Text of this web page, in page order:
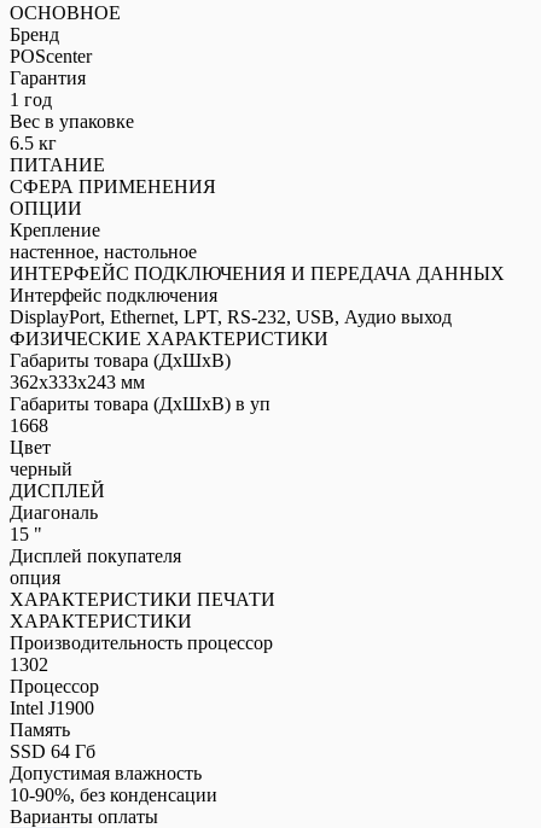
ОСНОВНОЕ
Бренд
POScenter
Гарантия
1 год
Вес в упаковке
6.5 кг
ПИТАНИЕ
СФЕРА ПРИМЕНЕНИЯ
ОПЦИИ
Крепление
настенное, настольное
ИНТЕРФЕЙС ПОДКЛЮЧЕНИЯ И ПЕРЕДАЧА ДАННЫХ
Интерфейс подключения
DisplayPort, Ethernet, LPT, RS-232, USB, Аудио выход
ФИЗИЧЕСКИЕ ХАРАКТЕРИСТИКИ
Габариты товара (ДxШxВ)
362x333x243 мм
Габариты товара (ДxШxВ) в уп
1668
Цвет
черный
ДИСПЛЕЙ
Диагональ
15 "
Дисплей покупателя
опция
ХАРАКТЕРИСТИКИ ПЕЧАТИ
ХАРАКТЕРИСТИКИ
Производительность процессор
1302
Процессор
Intel J1900
Память
SSD 64 Гб
Допустимая влажность
10-90%, без конденсации
Варианты оплаты